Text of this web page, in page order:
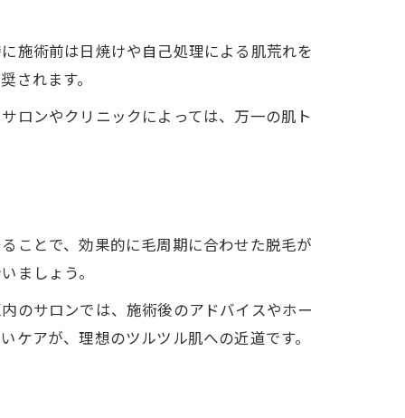
施術前は日焼けや自己処理による肌荒れを
されます。
ロンやクリニックによっては、万一の肌ト
ことで、効果的に毛周期に合わせた脱毛が
ましょう。
のサロンでは、施術後のアドバイスやホー
アが、理想のツルツル肌への近道です。